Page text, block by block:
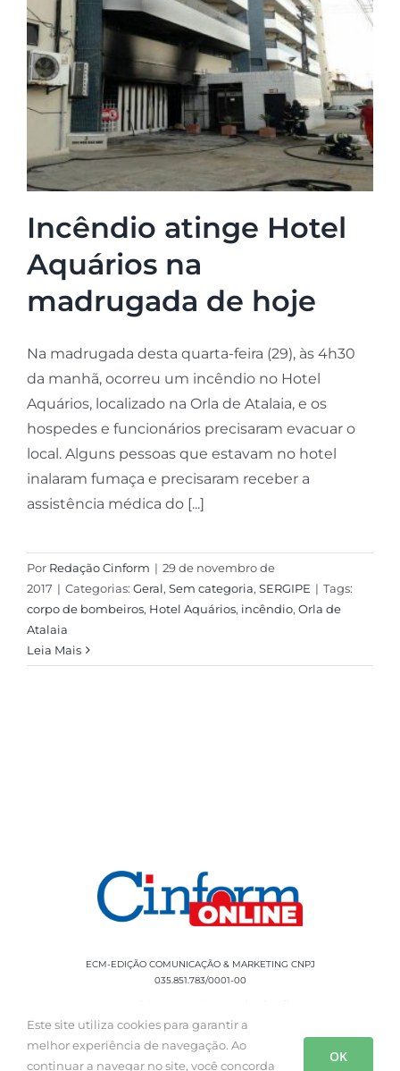
Incêndio atinge Hotel
Aquários na
madrugada de hoje
Na madrugada desta quarta-feira (29), às 4h30
da manhã, ocorreu um incêndio no Hotel
Aquários, localizado na Orla de Atalaia, e os
hospedes e funcionários precisaram evacuar o
local. Alguns pessoas que estavam no hotel
inalaram fumaça e precisaram receber a
assistência médica do [...]
Por Redação Cinform | 29 de novembro de
2017 | Categorias: Geral, Sem categoria, SERGIPE | Tags:
corpo de bombeiros, Hotel Aquários, incêndio, Orla de
Atalaia
Leia Mais
ECM-EDIÇÃO COMUNICAÇÃO & MARKETING CNPJ
035.851.783/0001-00
Rua Sílvio Cesar Leite, 90 Salgado Filho -
Aracaju, SE, CEP: 49020-060 Fone: +55 79
Este site utiliza cookies para garantir a
melhor experiência de navegação. Ao
continuar a navegar no site, você concorda
OK